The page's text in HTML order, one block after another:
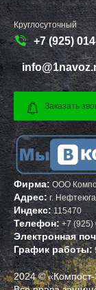
Круглосуточный
+7 (925)
Заказать
Фирма: ООО
Адрес:г.
Индекс: 115470
Телефон: +7 (925)
Электронная
График работы:
2024 ©